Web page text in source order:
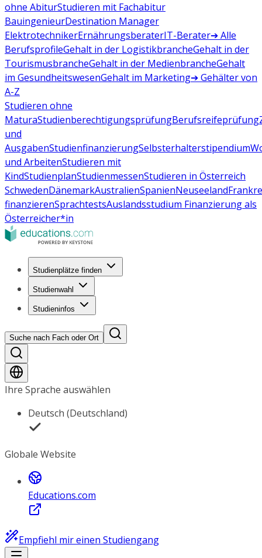
ohne AbiturStudieren mit Fachabitur
BauingenieurDestination Manager
ElektrotechnikerErnährungsberaterIT-Berater➔ Alle
BerufsprofileGehalt in der LogistikbrancheGehalt in der
TourismusbrancheGehalt in der MedienbrancheGehalt
im GesundheitswesenGehalt im Marketing➔ Gehälter von
A-Z
Studieren ohne
MaturaStudienberechtigungsprüfungBerufsreifeprüfung
und
AusgabenStudienfinanzierungSelbsterhalterstipendium
und ArbeitenStudieren mit
KindStudienplanStudienmessenStudieren in Österreich
SchwedenDänemarkAustralienSpanienNeuseeland
finanzierenSprachtestsAuslandsstudium Finanzierung als
Österreicher*in
Studienplätze finden
Studienwahl
Studieninfos
Suche nach Fach oder Ort
Ihre Sprache auswählen
Deutsch (Deutschland)
Globale Website
Educations.com
Empfiehl mir einen Studiengang